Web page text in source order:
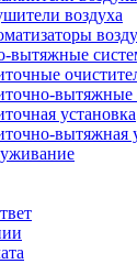
воздуха
вытяжные
вытяжные
установка
вытяжная